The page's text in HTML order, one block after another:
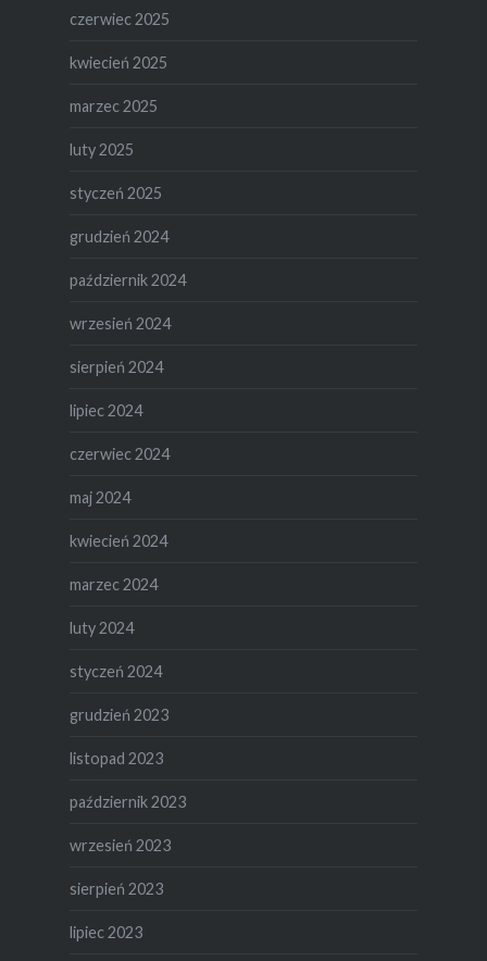
czerwiec 2025
kwiecień 2025
marzec 2025
luty 2025
styczeń 2025
grudzień 2024
październik 2024
wrzesień 2024
sierpień 2024
lipiec 2024
czerwiec 2024
maj 2024
kwiecień 2024
marzec 2024
luty 2024
styczeń 2024
grudzień 2023
listopad 2023
październik 2023
wrzesień 2023
sierpień 2023
lipiec 2023